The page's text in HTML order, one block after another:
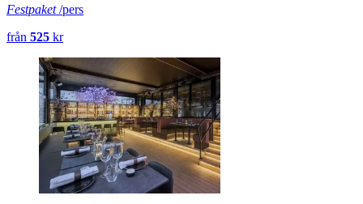
Festpaket/pers
från 525 kr